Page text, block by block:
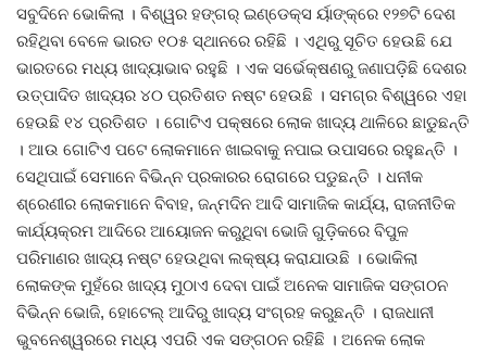
ଜିଲ୍ଲା
ଆପଣଙ୍କ କଲମରୁ
ମହାନଗର
ଅପରାଧ
ଖେଳ ଖବର
ବିଶେଷ
ସବୁଦିନେ ଭୋକିଲା । ବିଶ୍ୱର ହଙ୍ଗର୍ ଇଣ୍ଡେକ୍ସ ର୍ୟାଙ୍କ୍ରେ ୧୨୭ଟି ଦେଶ
ରହିଥିବା ବେଳେ ଭାରତ ୧୦୫ ସ୍ଥାନରେ ରହିଛି । ଏଥିରୁ ସୂଚିତ ହେଉଛି ଯେ
ଭାରତରେ ମଧ୍ୟ ଖାଦ୍ୟାଭାବ ରହୁଛି । ଏକ ସର୍ଭେକ୍ଷଣରୁ ଜଣାପଡ଼ିଛି ଦେଶର
ଉତ୍ପାଦିତ ଖାଦ୍ୟର ୪୦ ପ୍ରତିଶତ ନଷ୍ଟ ହେଉଛି । ସମଗ୍ର ବିଶ୍ୱରେ ଏହା
ହେଉଛି ୧୪ ପ୍ରତିଶତ । ଗୋଟିଏ ପକ୍ଷରେ ଲୋକ ଖାଦ୍ୟ ଥାଳିରେ ଛାଡୁଛନ୍ତି
। ଆଉ ଗୋଟିଏ ପଟେ ଲୋକମାନେ ଖାଇବାକୁ ନପାଇ ଉପାସରେ ରହୁଛନ୍ତି ।
ସେଥିପାଇଁ ସେମାନେ ବିଭିନ୍ନ ପ୍ରକାରର ରୋଗରେ ପଡୁଛନ୍ତି । ଧନୀକ
ଶ୍ରେଣୀର ଲୋକମାନେ ବିବାହ, ଜନ୍ମଦିନ ଆଦି ସାମାଜିକ କାର୍ଯ୍ୟ, ରାଜନୀତିକ
କାର୍ଯ୍ୟକ୍ରମ ଆଦିରେ ଆୟୋଜନ କରୁଥିବା ଭୋଜି ଗୁଡ଼ିକରେ ବିପୁଳ
ପରିମାଣର ଖାଦ୍ୟ ନଷ୍ଟ ହେଉଥିବା ଲକ୍ଷ୍ୟ କରାଯାଉଛି । ଭୋକିଲା
ଲୋକଙ୍କ ମୁହଁରେ ଖାଦ୍ୟ ମୁଠାଏ ଦେବା ପାଇଁ ଅନେକ ସାମାଜିକ ସଙ୍ଗଠନ
ବିଭିନ୍ନ ଭୋଜି, ହୋଟେଲ୍ ଆଦିରୁ ଖାଦ୍ୟ ସଂଗ୍ରହ କରୁଛନ୍ତି । ରାଜଧାନୀ
ଭୁବନେଶ୍ୱରରେ ମଧ୍ୟ ଏପରି ଏକ ସଙ୍ଗଠନ ରହିଛି । ଅନେକ ଲୋକ